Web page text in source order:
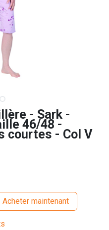
- Sark -
46/48 -
courtes - Col V
Acheter maintenant